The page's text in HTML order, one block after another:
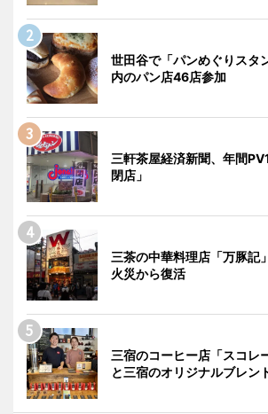
世田谷で「パンめぐりス
内のパン店46店参加
三軒茶屋経済新聞、年間
閉店」
三茶の中華料理店「万豚記
火災から復活
三宿のコーヒー店「スコ
と三宿のオリジナルブレン